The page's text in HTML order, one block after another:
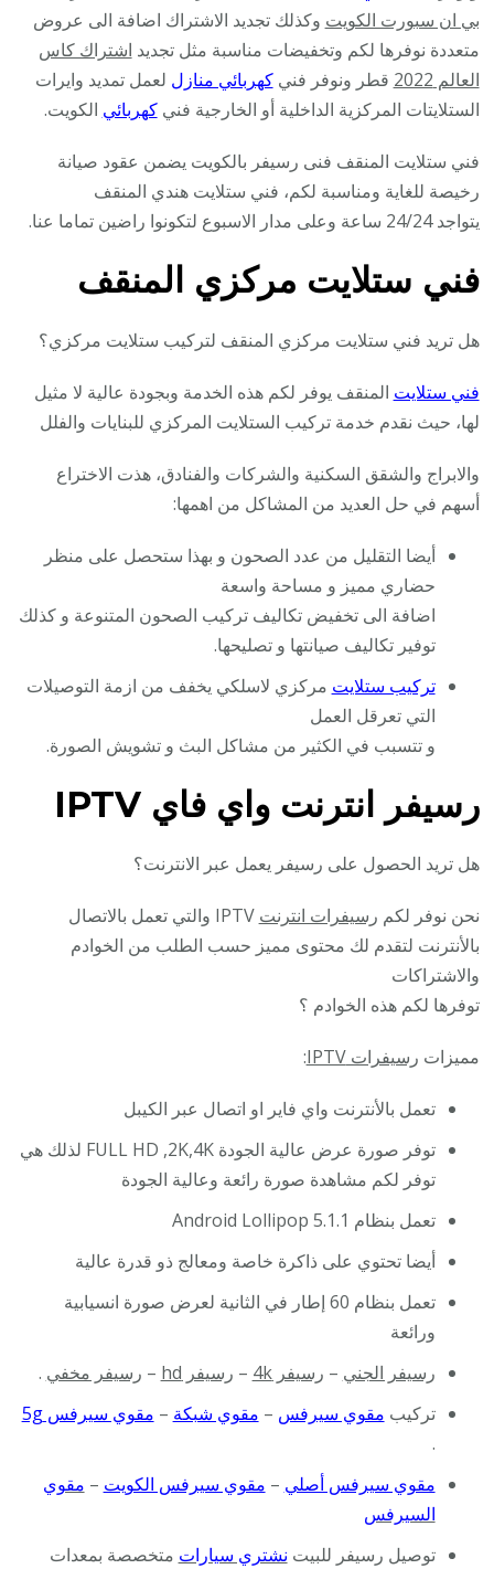
بي ان سبورت الكويت وكذلك تجديد الاشتراك اضافة الى عروض
متعددة نوفرها لكم وتخفيضات مناسبة مثل تجديد اشتراك كاس
العالم 2022
قطر ونوفر فنيكهربائي منازل لعمل تمديد وايرات
الستلايتات المركزية الداخلية أو الخارجية فنيكهربائي الكويت.
فني ستلايت المنقف فنى رسيفر بالكويت يضمن عقود صيانة
رخيصة للغاية ومناسبة لكم، فني ستلايت هندي المنقف
يتواجد 24/24 ساعة وعلى مدار الاسبوع لتكونوا راضين تماما عنا.
فني ستلايت مركزي المنقف
هل تريد فني ستلايت مركزي المنقف لتركيب ستلايت مركزي؟
فني ستلايت المنقف يوفر لكم هذه الخدمة وبجودة عالية لا مثيل
لها، حيث نقدم خدمة تركيب الستلايت المركزي للبنايات والفلل
والابراج والشقق السكنية والشركات والفنادق، هذت الاختراع
أسهم في حل العديد من المشاكل من اهمها:
أيضا التقليل من عدد الصحون و بهذا ستحصل على منظر
حضاري مميز و مساحة واسعة
اضافة الى تخفيض تكاليف تركيب الصحون المتنوعة و كذلك
توفير تكاليف صيانتها و تصليحها.
تركيب ستلايت مركزي لاسلكي يخفف من ازمة التوصيلات
التي تعرقل العمل
و تتسبب في الكثير من مشاكل البث و تشويش الصورة.
رسيفر انترنت واي فاي IPTV
هل تريد الحصول على رسيفر يعمل عبر الانترنت؟
نحن نوفر لكم رسيفرات انترنت
IPTV والتي تعمل بالاتصال
بالأنترنت لتقدم لك محتوى مميز حسب الطلب من الخوادم
والاشتراكات
توفرها لكم هذه الخوادم ؟
مميزات رسيفرات IPTV :
تعمل بالأنترنت واي فاير او اتصال عبر الكيبل
توفر صورة عرض عالية الجودة FULL HD ,2K,4K لذلك هي
توفر لكم مشاهدة صورة رائعة وعالية الجودة
تعمل بنظام Android Lollipop 5.1.1
أيضا تحتوي على ذاكرة خاصة ومعالج ذو قدرة عالية
تعمل بنظام 60 إطار في الثانية لعرض صورة انسيابية
ورائعة
رسيفر الجني – رسيفر 4k – رسيفر hd – رسيفر مخفي .
تركيب مقوي سيرفس – مقوي شبكة – مقوي سيرفس 5g
.
مقوي سيرفس أصلي – مقوي سيرفس الكويت – مقوي
السيرفس
توصيل رسيفر للبيت نشتري سيارات متخصصة بمعدات